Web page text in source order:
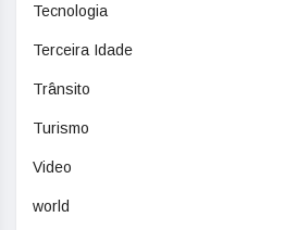
Tecnologia
Terceira Idade
Trânsito
Turismo
Video
world